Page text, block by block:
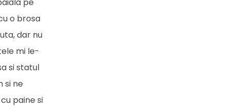
o brosa
dar nu
mi le-
si statul
si ne
paine si